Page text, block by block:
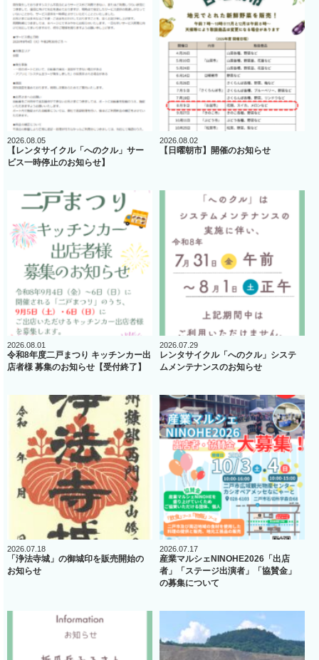
2026.08.05
【レンタサイクル「へのクル」サー
ビス一時停止のお知らせ】
2026.08.02
【日曜朝市】開催のお知らせ
2026.08.01
令和8年度二戸まつり キッチンカー出
店者様 募集のお知らせ【受付終了】
2026.07.29
レンタサイクル「へのクル」システ
ムメンテナンスのお知らせ
2026.07.18
「浄法寺城」の御城印を販売開始の
お知らせ
2026.07.17
産業マルシェNINOHE2026「出店
者」「ステージ出演者」「協賛金」
の募集について